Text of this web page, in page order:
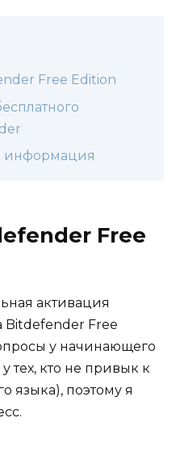
Free Edition
информация
Free
активация
Bitdefender Free
у начинающего
тех, кто не привык к
языка), поэтому я